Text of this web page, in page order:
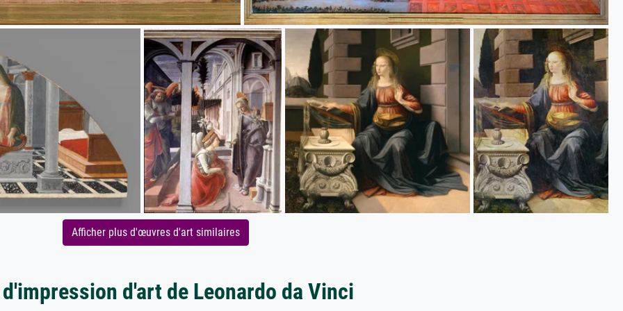
Afficher plus d'œuvres d'art similaires
d'art de Leonardo da Vinci